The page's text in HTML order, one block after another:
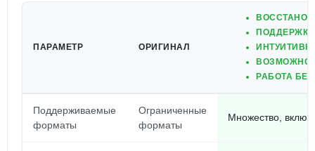
ПАРАМЕТР ОРИГИНАЛ
РАБОТА
Поддерживаемые
форматы
Ограниченные
форматы
Множество,